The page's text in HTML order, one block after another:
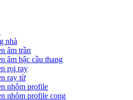
nhà
âm trần
âm bậc cầu thang
rọi ray
ray từ
nhôm profile
nhôm profile cong